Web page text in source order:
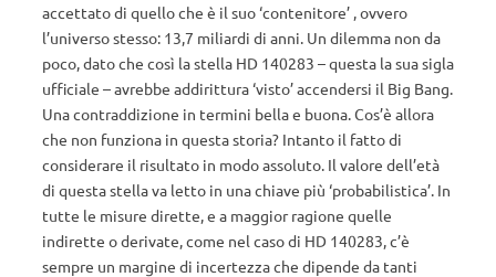
accettato di quello che è il suo ‘contenitore’ , ovvero
l’universo stesso: 13,7 miliardi di anni. Un dilemma non da
poco, dato che così la stella HD 140283 – questa la sua sigla
ufficiale – avrebbe addirittura ‘visto’ accendersi il Big Bang.
Una contraddizione in termini bella e buona. Cos’è allora
che non funziona in questa storia? Intanto il fatto di
considerare il risultato in modo assoluto. Il valore dell’età
di questa stella va letto in una chiave più ‘probabilistica’. In
tutte le misure dirette, e a maggior ragione quelle
indirette o derivate, come nel caso di HD 140283, c’è
sempre un margine di incertezza che dipende da tanti